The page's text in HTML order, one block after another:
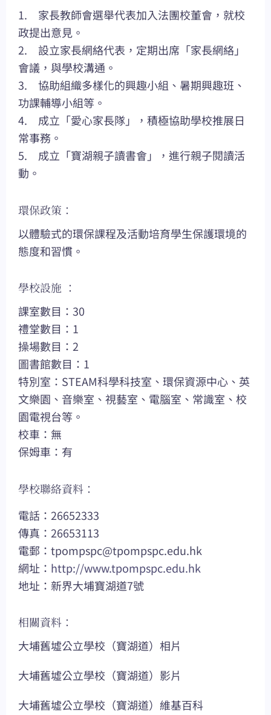
1. 家長教師會選舉代表加入法團校董會，就校
政提出意見。
2. 設立家長網絡代表，定期出席「家長網絡」
會議，與學校溝通。
3. 協助組織多樣化的興趣小組、暑期興趣班、
功課輔導小組等。
4. 成立「愛心家長隊」，積極協助學校推展日
常事務。
5. 成立「寶湖親子讀書會」，進行親子閱讀活
動。
環保政策：
以體驗式的環保課程及活動培育學生保護環境的
態度和習慣。
學校設施 ：
課室數目：30
禮堂數目：1
操場數目：2
圖書館數目：1
特別室：STEAM科學科技室、環保資源中心、英
文樂園、音樂室、視藝室、電腦室、常識室、校
園電視台等。
校車：無
保姆車：有
學校聯絡資料：
電話：26652333
傳真：26653113
電郵： tpompspc@tpompspc.edu.hk
網址： http://www.tpompspc.edu.hk
地址：新界大埔寶湖道7號
相關資料：
大埔舊墟公立學校（寶湖道）相片
大埔舊墟公立學校（寶湖道）影片
大埔舊墟公立學校（寶湖道）維基百科